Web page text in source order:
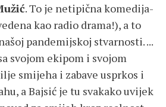
. To je netipična komedija-
kao radio drama!), a to
pandemijskoj stvarnosti. ...
svojom ekipom i svojom
smijeha i zabave usprkos i
a Bajsić je tu svakako uvijek